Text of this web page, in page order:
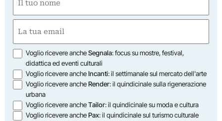
(Obbligatorio)
Nome
(Obbligatorio)
Opzioni
Voglio ricevere ancheSegnala: focus su mostre, festival,
didattica ed eventi culturali
Voglio ricevere ancheIncanti: il settimanale sul mercato dell'arte
Voglio ricevere ancheRender: il quindicinale sulla rigenerazione
urbana
Voglio ricevere ancheTailor: il quindicinale su moda e cultura
Voglio ricevere anchePax: il quindicinale sul turismo culturale